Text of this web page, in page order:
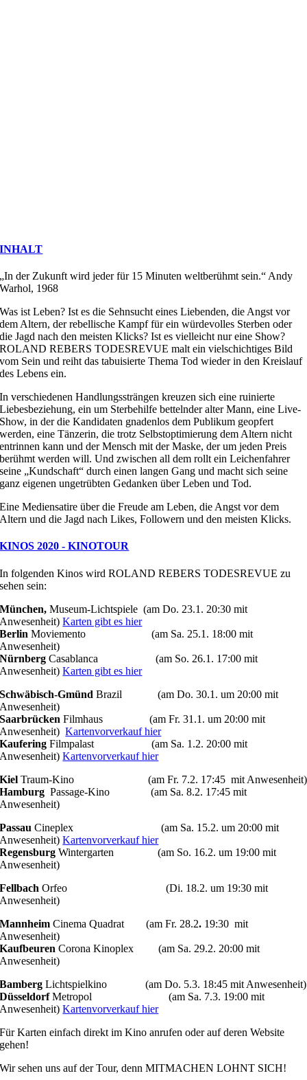
INHALT
„In der Zukunft wird jeder für 15 Minuten weltberühmt sein.“ Andy
Warhol, 1968
Was ist Leben? Ist es die Sehnsucht eines Liebenden, die Angst vor
dem Altern, der rebellische Kampf für ein würdevolles Sterben oder
die Jagd nach den meisten Klicks? Ist es vielleicht nur eine Show?
ROLAND REBERS TODESREVUE malt ein vielschichtiges Bild
vom Sein und reiht das tabuisierte Thema Tod wieder in den Kreislauf
des Lebens ein.
In verschiedenen Handlungssträngen kreuzen sich eine ruinierte
Liebesbeziehung, ein um Sterbehilfe bettelnder alter Mann, eine Live-
Show, in der die Kandidaten gnadenlos dem Publikum geopfert
werden, eine Tänzerin, die trotz Selbstoptimierung dem Altern nicht
entrinnen kann und der Mensch mit der Maske, der um jeden Preis
berühmt werden will. Und zwischen all dem rollt ein Leichenfahrer
seine „Kundschaft“ durch einen langen Gang und macht sich seine
ganz eigenen ungetrübten Gedanken über Leben und Tod.
Eine Mediensatire über die Freude am Leben, die Angst vor dem
Altern und die Jagd nach Likes, Followern und den meisten Klicks.
KINOS 2020 - KINOTOUR
In folgenden Kinos wird ROLAND REBERS TODESREVUE zu
sehen sein:
München, Museum-Lichtspiele (am Do. 23.1. 20:30 mit
Anwesenheit)Karten gibt es hier
Berlin Moviemento (am Sa. 25.1. 18:00 mit
Anwesenheit)
Nürnberg Casablanca (am So. 26.1. 17:00 mit
Anwesenheit)Karten gibt es hier
Schwäbisch-Gmünd Brazil (am Do. 30.1. um 20:00 mit
Anwesenheit)
Saarbrücken Filmhaus (am Fr. 31.1. um 20:00 mit
Anwesenheit)Kartenvorverkauf hier
Kaufering Filmpalast (am Sa. 1.2. 20:00 mit
Anwesenheit)Kartenvorverkauf hier
Kiel Traum-Kino (am Fr. 7.2. 17:45 mit Anwesenheit)
HamburgPassage-Kino (am Sa. 8.2. 17:45 mit
Anwesenheit)
Passau Cineplex (am Sa. 15.2. um 20:00 mit
Anwesenheit)Kartenvorverkauf hier
Regensburg Wintergarten (am So. 16.2. um 19:00 mit
Anwesenheit)
Fellbach Orfeo (Di. 18.2. um 19:30 mit
Anwesenheit)
MannheimCinema Quadrat (am Fr. 28.2. 19:30 mit
Anwesenheit)
Kaufbeuren Corona Kinoplex (am Sa. 29.2. 20:00 mit
Anwesenheit)
BambergLichtspielkino (am Do. 5.3. 18:45 mit Anwesenheit)
DüsseldorfMetropol (am Sa. 7.3. 19:00 mit
Anwesenheit)Kartenvorverkauf hier
Für Karten einfach direkt im Kino anrufen oder auf deren Website
gehen!
Wir sehen uns auf der Tour, denn MITMACHEN LOHNT SICH!